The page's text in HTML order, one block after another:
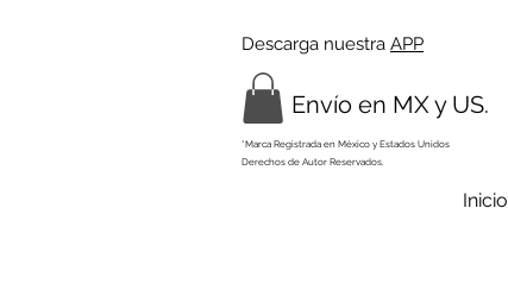
Descarga nuestra APP
Envío en MX y US.
*Marca Registrada en México y Estados Unidos
Derechos de Autor Reservados.
Inicio